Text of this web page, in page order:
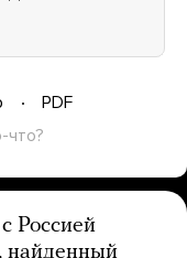
PDF
что?
Россией
найденный